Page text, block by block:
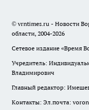
© vrntimes.ru - Новости
области, 2004-2026
Сетевое издание «Время
Учредитель:
Владимирович
Главный редактор:
Контакты: Эл.почта: